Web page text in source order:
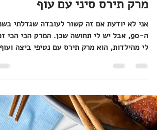
18 בפבר׳ 2024
מרק תירס סיני עם עוף
ה-90, אבל יש לי תחושה שכן. המרק הכי הכי
לי מהילדות, הוא מרק תירס עם נטיפי ביצה
2...